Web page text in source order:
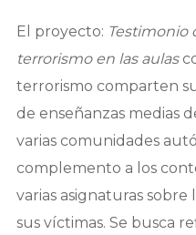
El proyecto: Testimonio
terrorismo en las aulas
terrorismo comparten
de enseñanzas medias
varias comunidades
complemento a los
varias asignaturas
sus víctimas. Se busca